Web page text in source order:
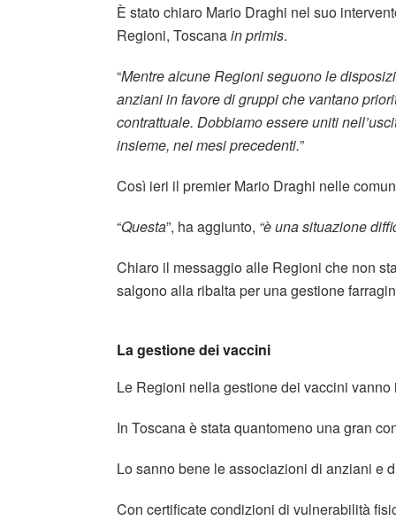
È stato chiaro Mario Draghi nel suo
Regioni, Toscanain primis.
“Mentre alcune Regioni seguono le
anziani in favore di gruppi che vantano
contrattuale. Dobbiamo essere uniti
insieme, nei mesi precedenti.”
Così ieri il premier Mario Draghi nelle
“Questa”, ha aggiunto, “è una situazione
Chiaro il messaggio alle Regioni che non
salgono alla ribalta per una gestione
La gestione dei vaccini
Le Regioni nella gestione dei vaccini vanno
In Toscana è stata quantomeno una gran
Lo sanno bene le associazioni di anziani e
Con certificate condizioni di vulnerabilità